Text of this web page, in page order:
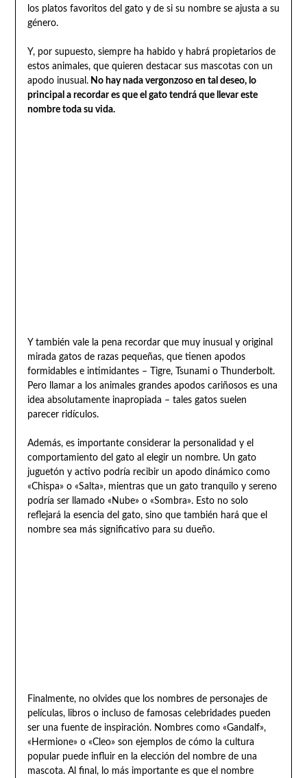
los platos favoritos del gato y de si su nombre se ajusta a su
género.
Y, por supuesto, siempre ha habido y habrá propietarios de
estos animales, que quieren destacar sus mascotas con un
apodo inusual.No hay nada vergonzoso en tal deseo, lo
principal a recordar es que el gato tendrá que llevar este
nombre toda su vida.
Y también vale la pena recordar que muy inusual y original
mirada gatos de razas pequeñas, que tienen apodos
formidables e intimidantes – Tigre, Tsunami o Thunderbolt.
Pero llamar a los animales grandes apodos cariñosos es una
idea absolutamente inapropiada – tales gatos suelen
parecer ridículos.
Además, es importante considerar la personalidad y el
comportamiento del gato al elegir un nombre. Un gato
juguetón y activo podría recibir un apodo dinámico como
«Chispa» o «Salta», mientras que un gato tranquilo y sereno
podría ser llamado «Nube» o «Sombra». Esto no solo
reflejará la esencia del gato, sino que también hará que el
nombre sea más significativo para su dueño.
Finalmente, no olvides que los nombres de personajes de
películas, libros o incluso de famosas celebridades pueden
ser una fuente de inspiración. Nombres como «Gandalf»,
«Hermione» o «Cleo» son ejemplos de cómo la cultura
popular puede influir en la elección del nombre de una
mascota. Al final, lo más importante es que el nombre